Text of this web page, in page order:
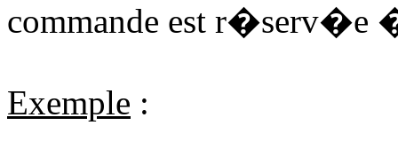
commande est r�serv�e
Exemple :